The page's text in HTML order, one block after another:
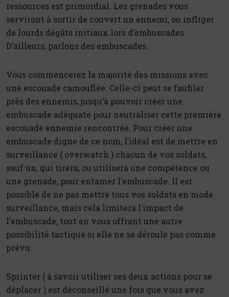
ressources est primordial. Les grenades vous
serviront à sortir de couvert un ennemi, ou infliger
de lourds dégâts initiaux lors d’embuscades.
D’ailleurs, parlons des embuscades.
Vous commencerez la majorité des missions avec
une escouade camouflée. Celle-ci peut se faufiler
près des ennemis, jusqu’à pouvoir créer une
embuscade adéquate pour neutraliser cette première
escouade ennemie rencontrée. Pour créer une
embuscade digne de ce nom, l’idéal est de mettre en
surveillance ( overwatch ) chacun de vos soldats,
sauf un, qui tirera, ou utilisera une compétence ou
une grenade, pour entamer l’embuscade. Il est
possible de ne pas mettre tous vos soldats en mode
surveillance, mais cela limitera l’impact de
l’embuscade, tout en vous offrant une autre
possibilité tactique si elle ne se déroule pas comme
prévu.
Sprinter ( à savoir utiliser ses deux actions pour se
déplacer ) est déconseillé une fois que vous avez